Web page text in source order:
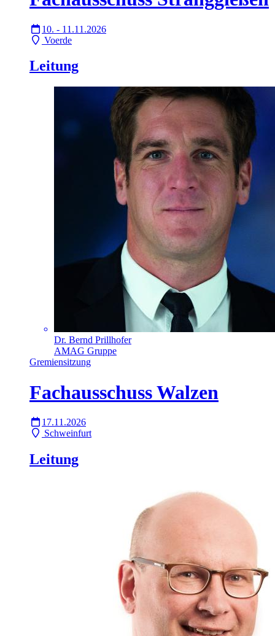
10. - 11.11.2026
Voerde
Leitung
Dr. Bernd Prillhofer
AMAG Gruppe
Gremiensitzung
Fachausschuss Walzen
17.11.2026
Schweinfurt
Leitung